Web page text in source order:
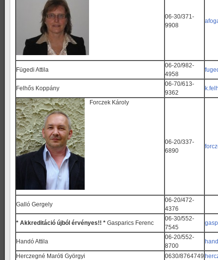
06-30/371-
9908
Fügedi Attila
06-20/982-
4958
Felhős Koppány
06-70/613-
9362
Forczek Károly
06-20/337-
6890
Galló Gergely
06-20/472-
4376
* Akkreditáció újból érvényes!! * Gasparics Ferenc
06-30/552-
7545
Handó Attila
06-20/552-
8700
Herczegné Maróti Györgyi 0630/8764749